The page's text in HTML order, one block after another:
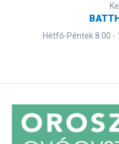
Hétfő-Péntek 8.00 -